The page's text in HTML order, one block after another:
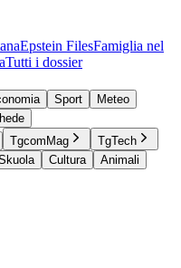
Epstein FilesFamiglia nel
Tutti i dossier
Sport
Meteo
TgcomMag
TgTech
Cultura
Animali